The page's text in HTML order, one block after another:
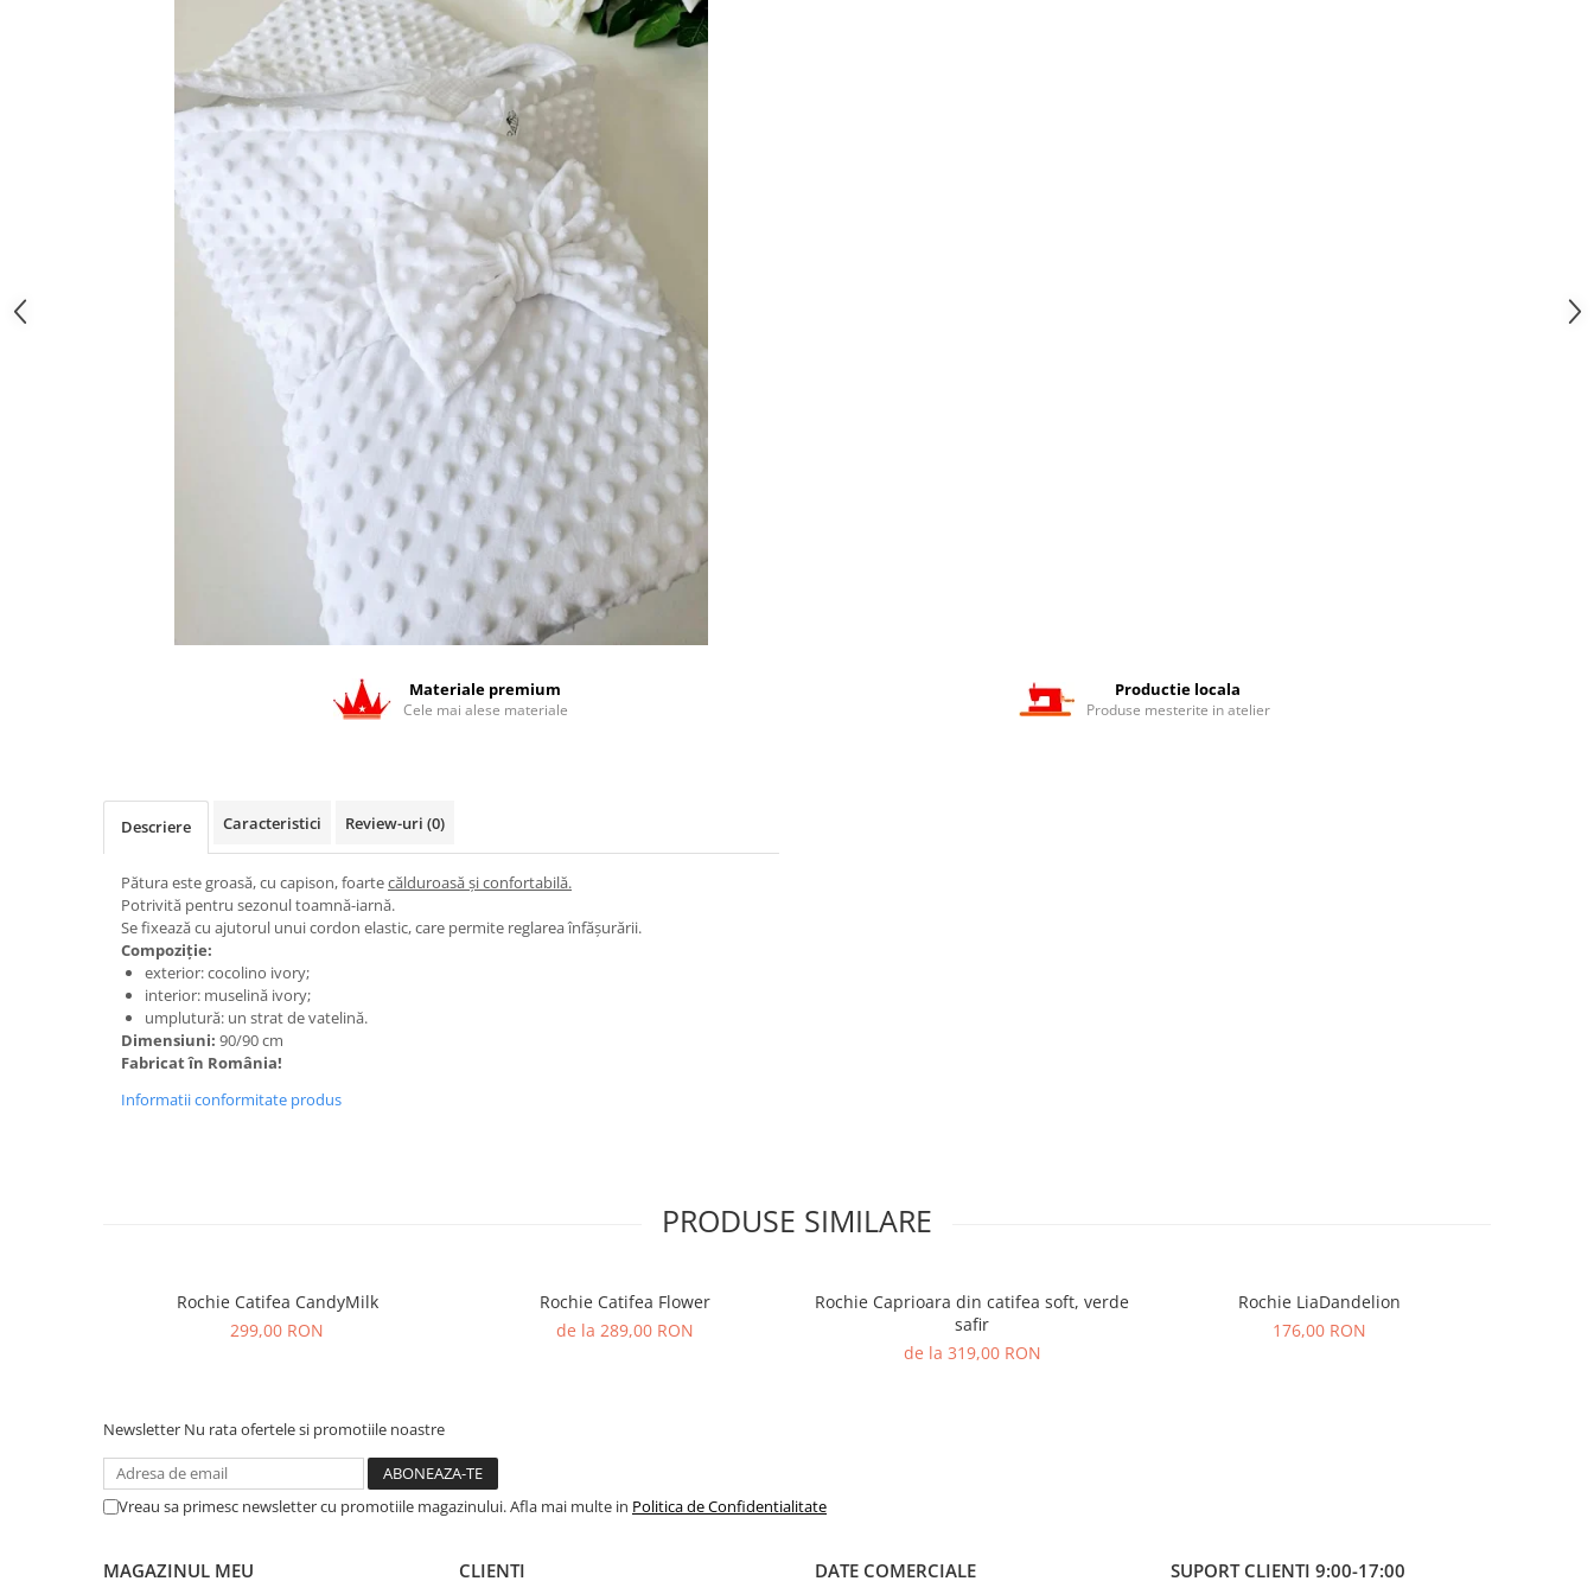
Materiale premium
Cele mai alese materiale
Productie locala
Produse mesterite in atelier
Descriere Caracteristici Review-uri (0)
Pătura este groasă, cu capison, foartecălduroasă și confortabilă.
Potrivită pentru sezonul toamnă-iarnă.
Se fixează cu ajutorul unui cordon elastic, care permite reglarea înfășurării.
Compoziție:
exterior: cocolino ivory;
interior: muselină ivory;
umplutură: un strat de vatelină.
Dimensiuni: 90/90 cm
Fabricat în România!
Informatii conformitate produs
PRODUSE SIMILARE
Rochie Catifea CandyMilk
299,00 RON
Rochie Catifea Flower
de la 289,00 RON
Rochie Caprioara din catifea soft, verde
safir
de la 319,00 RON
Rochie LiaDandelion
176,00 RON
Newsletter Nu rata ofertele si promotiile noastre
Vreau sa primesc newsletter cu promotiile magazinului. Afla mai multe in Politica de Confidentialitate
MAGAZINUL MEU CLIENTI DATE COMERCIALE SUPORT CLIENTI 9:00-17:00